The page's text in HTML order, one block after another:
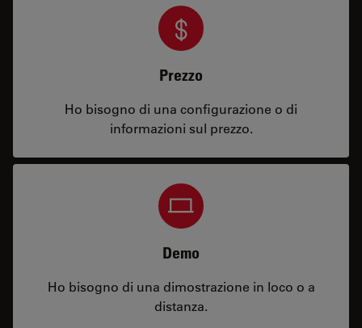
Prezzo
Ho bisogno di una configurazione o di
informazioni sul prezzo.
Demo
Ho bisogno di una dimostrazione in loco o a
distanza.